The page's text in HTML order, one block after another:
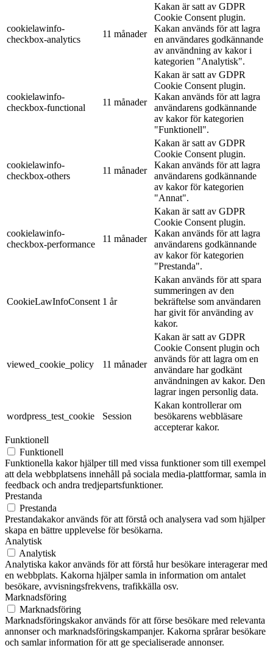
cookielawinfo-
checkbox-analytics
11 månader
Kakan är satt av GDPR
Cookie Consent plugin.
Kakan används för att lagra
en användares godkännande
av användning av kakor i
kategorien "Analytisk".
cookielawinfo-
checkbox-functional
11 månader
Kakan är satt av GDPR
Cookie Consent plugin.
Kakan används för att lagra
användarens godkännande
av kakor för kategorien
"Funktionell".
cookielawinfo-
checkbox-others
11 månader
Kakan är satt av GDPR
Cookie Consent plugin.
Kakan används för att lagra
användarens godkännande
av kakor för kategorien
"Annat".
cookielawinfo-
checkbox-performance
11 månader
Kakan är satt av GDPR
Cookie Consent plugin.
Kakan används för att lagra
användarens godkännande
av kakor för kategorien
"Prestanda".
CookieLawInfoConsent 1 år
Kakan används för att spara
summeringen av den
bekräftelse som användaren
har givit för använding av
kakor.
viewed_cookie_policy 11 månader
Kakan är satt av GDPR
Cookie Consent plugin och
används för att lagra om en
användare har godkänt
användningen av kakor. Den
lagrar ingen personlig data.
wordpress_test_cookie Session
Kakan kontrollerar om
besökarens webbläsare
accepterar kakor.
Funktionell
Funktionell
Funktionella kakor hjälper till med vissa funktioner som till exempel
att dela webbplatsens innehåll på sociala media-plattformar, samla in
feedback och andra tredjepartsfunktioner.
Prestanda
Prestanda
Prestandakakor används för att förstå och analysera vad som hjälper
skapa en bättre upplevelse för besökarna.
Analytisk
Analytisk
Analytiska kakor används för att förstå hur besökare interagerar med
en webbplats. Kakorna hjälper samla in information om antalet
besökare, avvisningsfrekvens, trafikkälla osv.
Marknadsföring
Marknadsföring
Marknadsföringskakor används för att förse besökare med relevanta
annonser och marknadsföringskampanjer. Kakorna språrar besökare
och samlar information för att ge specialiserade annonser.